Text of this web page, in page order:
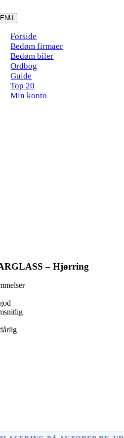
to
content
Forside
Bedøm firmaer
Bedøm biler
Ordbog
Guide
Top 20
Min konto
– Hjørring